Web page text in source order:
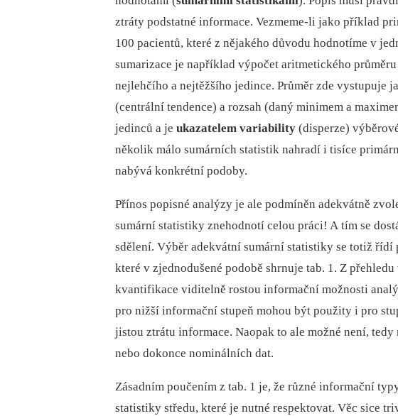
ztráty podstatné informace. Vezmeme-li jako příklad
100 pacientů, které z nějakého důvodu hodnotíme v
sumarizace je například výpočet aritmetického
nejlehčího a nejtěžšího jedince. Průměr zde vystupuje
(centrální tendence) a rozsah (daný minimem a
jedinců a je ukazatelem variability (disperze)
několik málo sumárních statistik nahradí i tisíce
nabývá konkrétní podoby.
Přínos popisné analýzy je ale podmíněn adekvátně
sumární statistiky znehodnotí celou práci! A tím se
sdělení. Výběr adekvátní sumární statistiky se totiž řídí
které v zjednodušené podobě shrnuje tab. 1. Z
kvantifikace viditelně rostou informační možnosti
pro nižší informační stupeň mohou být použity i pro
jistou ztrátu informace. Naopak to ale možné není,
nebo dokonce nominálních dat.
Zásadním poučením z tab. 1 je, že různé informační
statistiky středu, které je nutné respektovat. Věc sice